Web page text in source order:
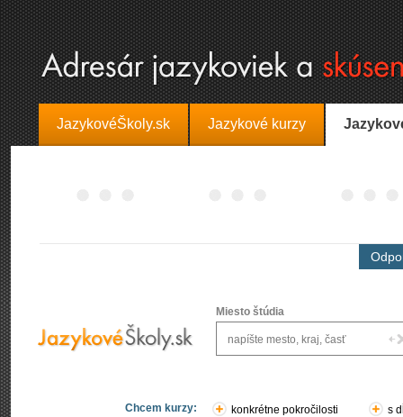
JazykovéŠkoly.sk Jazykové kurzy
Miesto štúdia
Chcem kurzy: konkrétne pokročilosti s